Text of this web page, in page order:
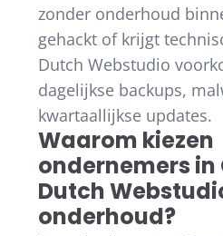
zonder onderhoud
gehackt of krijgt
Dutch Webstudio
dagelijkse backups,
kwartaallijkse updates.
Waarom kiezen
ondernemers in
Dutch
onderhoud?